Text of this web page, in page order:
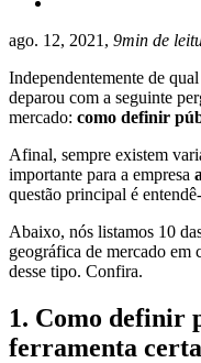
ago. 12, 2021, 9min de
Independentemente de
deparou com a seguinte
mercado: como definir
Afinal, sempre existem
importante para a empresa
questão principal é
Abaixo, nós listamos 10
geográfica de mercado em
desse tipo. Confira.
1. Como definir
ferramenta certa